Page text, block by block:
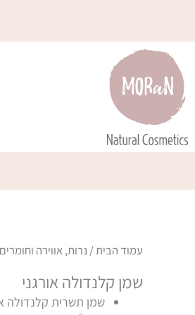
עמוד הבית/ נרות, אווירה וחומרים
שמן קלנדולה אורגני
שמן תשרית קלנדולה